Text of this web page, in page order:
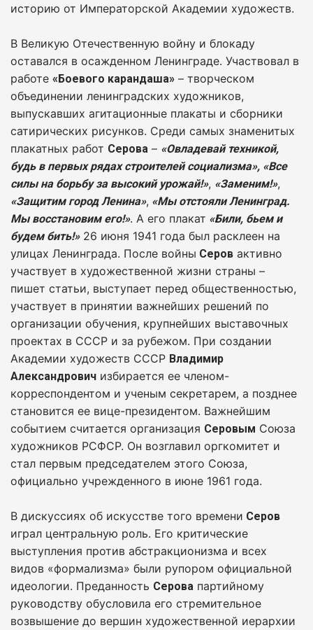
историю от Императорской Академии художеств.
В Великую Отечественную войну и блокаду
оставался в осажденном Ленинграде. Участвовал в
работе «Боевого карандаша» – творческом
объединении ленинградских художников,
выпускавших агитационные плакаты и сборники
сатирических рисунков. Среди самых знаменитых
плакатных работ Серова – «Овладевай техникой,
будь в первых рядах строителей социализма», «Все
силы на борьбу за высокий урожай!», «Заменим!»,
«Защитим город Ленина», «Мы отстояли Ленинград.
Мы восстановим его!». А его плакат «Били, бьем и
будем бить!»26 июня 1941 года был расклеен на
улицах Ленинграда. После войны Серов активно
участвует в художественной жизни страны –
пишет статьи, выступает перед общественностью,
участвует в принятии важнейших решений по
организации обучения, крупнейших выставочных
проектах в СССР и за рубежом. При создании
Академии художеств СССР Владимир
Александрович избирается ее членом-
корреспондентом и ученым секретарем, а позднее
становится ее вице-президентом. Важнейшим
событием считается организация Серовым Союза
художников РСФСР. Он возглавил оргкомитет и
стал первым председателем этого Союза,
официально учрежденного в июне 1961 года.
В дискуссиях об искусстве того времени Серов
играл центральную роль. Его критические
выступления против абстракционизма и всех
видов «формализма» были рупором официальной
идеологии. Преданность Серова партийному
руководству обусловила его стремительное
возвышение до вершин художественной иерархии